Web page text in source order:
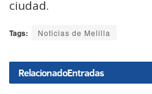
ciudad.
Tags: Noticias de Melilla
RelacionadoEntradas